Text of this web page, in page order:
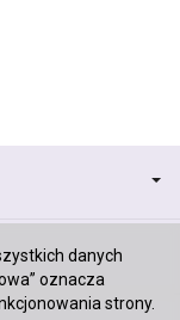
danych
oznacza
strony.